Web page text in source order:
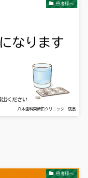
患者様へ
患者様へ